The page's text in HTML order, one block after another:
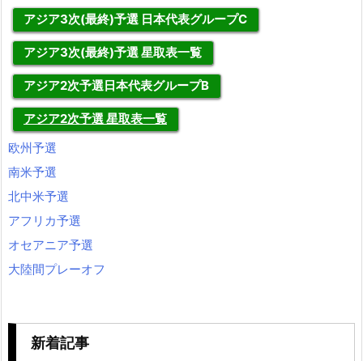
アジア3次(最終)予選 日本代表グループC
アジア3次(最終)予選 星取表一覧
アジア2次予選日本代表グループB
アジア2次予選 星取表一覧
欧州予選
南米予選
北中米予選
アフリカ予選
オセアニア予選
大陸間プレーオフ
新着記事